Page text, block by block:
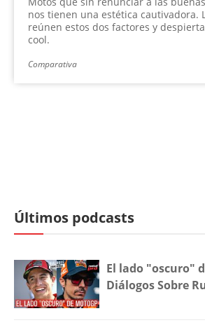
nos tienen una estética cautivadora.
reúnen estos dos factores y
cool.
Comparativa
Últimos podcasts
El lado "oscuro"
Diálogos Sobre